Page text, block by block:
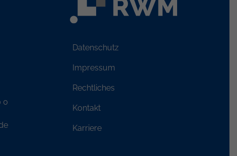
0
Datenschutz
Impressum
Rechtliches
Kontakt
Karriere